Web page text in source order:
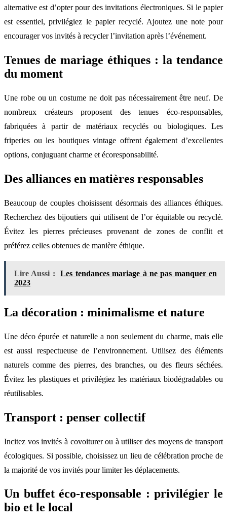
alternative est d’opter pour des invitations électroniques. Si le papier
est essentiel, privilégiez le papier recyclé. Ajoutez une note pour
encourager vos invités à recycler l’invitation après l’événement.
Tenues de mariage éthiques : la tendance
du moment
Une robe ou un costume ne doit pas nécessairement être neuf. De
nombreux créateurs proposent des tenues éco-responsables,
fabriquées à partir de matériaux recyclés ou biologiques. Les
friperies ou les boutiques vintage offrent également d’excellentes
options, conjuguant charme et écoresponsabilité.
Des alliances en matières responsables
Beaucoup de couples choisissent désormais des alliances éthiques.
Recherchez des bijoutiers qui utilisent de l’or équitable ou recyclé.
Évitez les pierres précieuses provenant de zones de conflit et
préférez celles obtenues de manière éthique.
Lire Aussi :
Les tendances mariage à ne pas manquer en
2023
La décoration : minimalisme et nature
Une déco épurée et naturelle a non seulement du charme, mais elle
est aussi respectueuse de l’environnement. Utilisez des éléments
naturels comme des pierres, des branches, ou des fleurs séchées.
Évitez les plastiques et privilégiez les matériaux biodégradables ou
réutilisables.
Transport : penser collectif
Incitez vos invités à covoiturer ou à utiliser des moyens de transport
écologiques. Si possible, choisissez un lieu de célébration proche de
la majorité de vos invités pour limiter les déplacements.
Un buffet éco-responsable : privilégier le
bio et le local